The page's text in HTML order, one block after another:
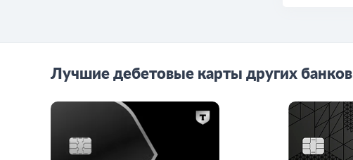
Лучшие дебетовые карты других банков